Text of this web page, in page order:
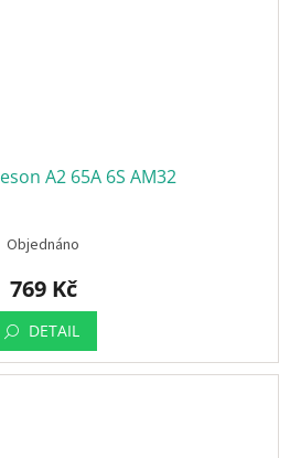
A2 65A 6S AM32
Objednáno
769 Kč
DETAIL